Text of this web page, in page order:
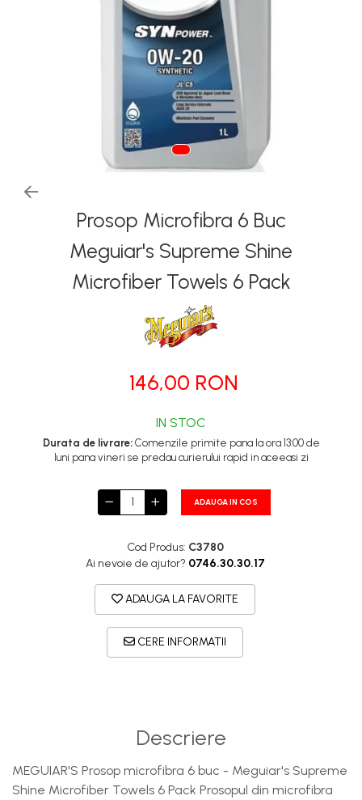
Tapiterii | Textile | Piele
CEARA | SEALANT |
TRATAMENTE HIDROFOBE
PROTECTIE | COATING CERAMIC
POLISH | SLEFUIRE | BURETI
LAVETE | PROSOAPE
ACCESORII | ECHIPAMENTE |
Prosop Microfibra 6 Buc
Meguiar's Supreme Shine
Microfiber Towels 6 Pack
146,00 RON
IN STOC
Durata de livrare:Comenzile primite pana la ora 13:00 de
luni pana vineri se predau curierului rapid in aceeasi zi
ADAUGA IN COS
Cod Produs: C3780
Ai nevoie de ajutor? 0746.30.30.17
ADAUGA LA FAVORITE
CERE INFORMATII
Descriere
MEGUIAR'S Prosop microfibra 6 buc - Meguiar's Supreme
Shine Microfiber Towels 6 Pack Prosopul din microfibra